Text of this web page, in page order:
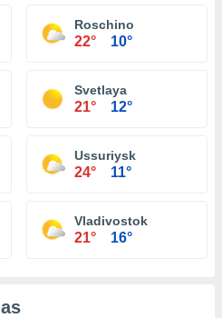
Roschino
22° 10°
Svetlaya
21° 12°
Ussuriysk
24° 11°
Vladivostok
21° 16°